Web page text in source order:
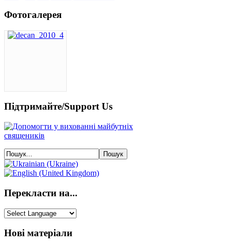
Фотогалерея
Підтримайте/Support Us
Перекласти на...
Нові матеріали